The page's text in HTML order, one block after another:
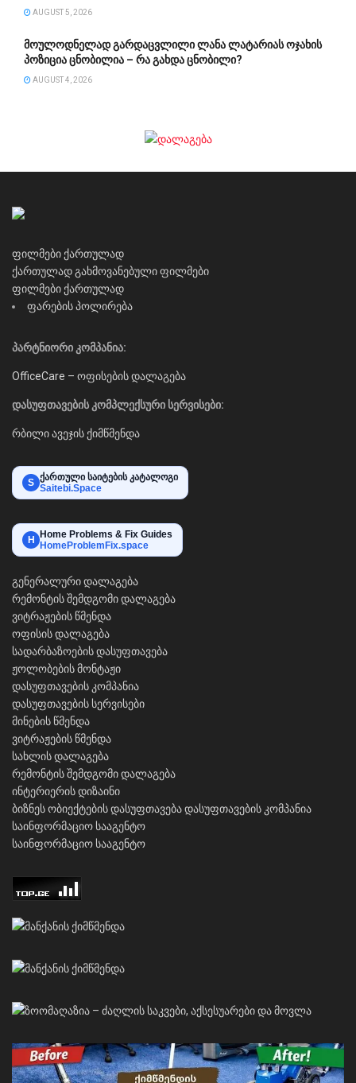
AUGUST 5, 2026
მოულოდნელად გარდაცვლილი ლანა ლატარიას ოჯახის
პოზიცია ცნობილია – რა გახდა ცნობილი?
AUGUST 4, 2026
ფილმები ქართულად
ქართულად გახმოვანებული ფილმები
ფილმები ქართულად
ფარების პოლირება
პარტნიორი კომპანია:
OfficeCare – ოფისების დალაგება
დასუფთავების კომპლექსური სერვისები:
რბილი ავეჯის ქიმწმენდა
S ქართული საიტების კატალოგი
Saitebi.Space
H Home Problems & Fix Guides
HomeProblemFix.space
გენერალური დალაგება
რემონტის შემდგომი დალაგება
ვიტრაჟების წმენდა
ოფისის დალაგება
სადარბაზოების დასუფთავება
ჟოლობების მონტაჟი
დასუფთავების კომპანია
დასუფთავების სერვისები
მინების წმენდა
ვიტრაჟების წმენდა
სახლის დალაგება
რემონტის შემდგომი დალაგება
ინტერიერის დიზაინი
ბიზნეს ობიექტების დასუფთავებადასუფთავების კომპანია
საინფორმაციო სააგენტო
საინფორმაციო სააგენტო